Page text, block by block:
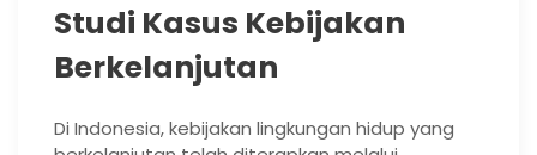
Studi Kasus Kebijakan
Berkelanjutan
Di Indonesia, kebijakan lingkungan hidup yang